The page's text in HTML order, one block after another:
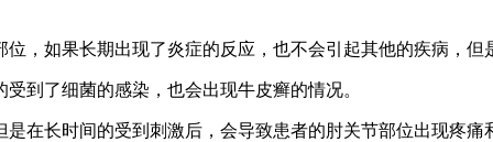
位，如果长期出现了炎症的反应，也不会引起其他的疾病，但
到了细菌的感染，也会出现牛皮癣的情况。
在长时间的受到刺激后，会导致患者的肘关节部位出现疼痛